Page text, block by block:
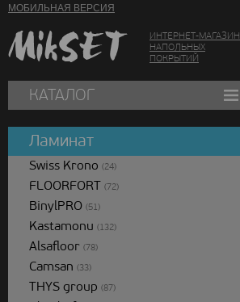
МОБИЛЬНАЯ ВЕРСИЯ
ИНТЕРНЕТ-МАГАЗИН
НАПОЛЬНЫХ
ПОКРЫТИЙ
КАТАЛОГ
Ламинат
Swiss Krono (24)
FLOORFORT (72)
BinylPRO (51)
Kastamonu (132)
Alsafloor (78)
Camsan (33)
THYS group (87)